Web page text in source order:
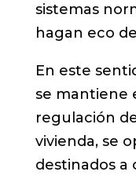
sistemas
hagan eco
En este
se mantiene
regulación
vivienda, se
destinados a